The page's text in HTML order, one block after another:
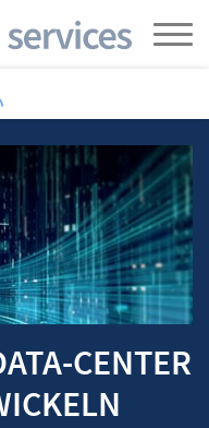
CENTER